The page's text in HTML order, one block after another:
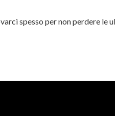
spesso per non perdere le